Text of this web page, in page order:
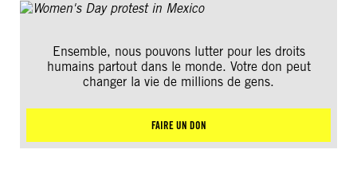
Ensemble, nous pouvons lutter pour les droits
humains partout dans le monde. Votre don peut
changer la vie de millions de gens.
FAIRE UN DON